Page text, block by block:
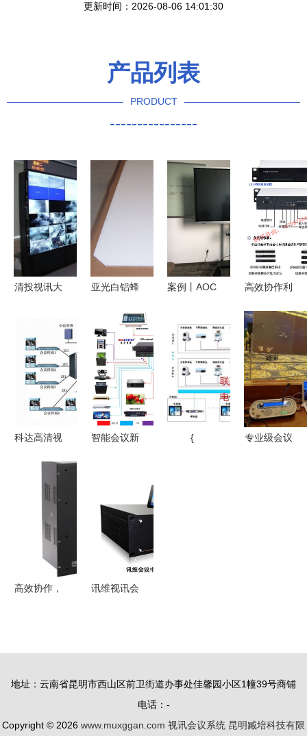
更新时间：2026-08-06 14:01:30
产品列表
PRODUCT
----------------
清投视讯大
岗矿区视讯
会议系统升
级
亚光白铝蜂
白板衬板优
选之材，助
推视讯会议
新体验
案例丨AOC
力宁波旭升
股份，赋能
智能制造！
高效协作利
HHT-HQ-Ⅲ
1.5U多方电
话会议系统
全面解析
科达高清视
的应用 高
效沟通助力
环保治理
智能会议新
无线中控引
领视讯会议
变革
{
专业级会议
高效协作，
讯维视讯会
地址：云南省昆明市西山区前卫街道办事处佳馨园小区1幢39号商铺
电话：-
Copyright © 2026 www.muxggan.com 视讯会议系统 昆明臧培科技有限